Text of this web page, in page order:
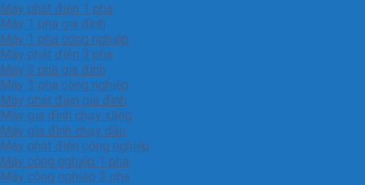
Máy phát điện 1 pha
Máy 1 pha gia đình
Máy 1 pha công nghiệp
Máy phát điện 3 pha
Máy 3 pha gia đình
Máy 3 pha công nghiệp
Máy phát điện gia đình
Máy gia đình chạy xăng
Máy gia đình chạy dầu
Máy phát điện công nghiệp
Máy công nghiệp 1 pha
Máy công nghiêp 3 pha